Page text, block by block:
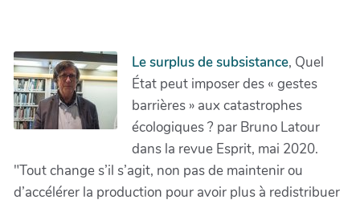
Le surplus de subsistance, Quel
État peut imposer des « gestes
barrières » aux catastrophes
écologiques ? par Bruno Latour
dans la revue Esprit, mai 2020.
"Tout change s’il s’agit, non pas de maintenir ou
d’accélérer la production pour avoir plus à redistribuer